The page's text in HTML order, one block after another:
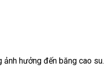
ảnh hưởng đến băng cao su.